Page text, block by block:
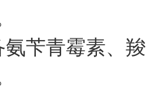
苄青霉素、羧